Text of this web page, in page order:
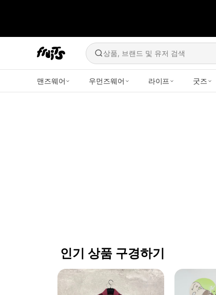
상품, 브랜드 및 유저 검색
맨즈웨어 우먼즈웨어 라이프 굿즈
인기 상품 구경하기